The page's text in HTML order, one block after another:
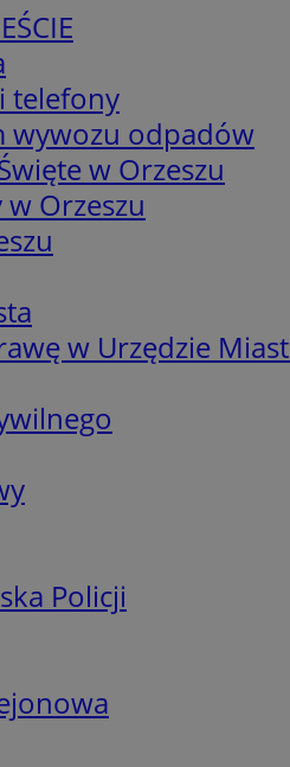
telefony
wywozu odpadów
w Orzeszu
w Orzeszu
w Urzędzie
Policji